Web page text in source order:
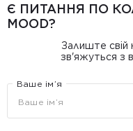
Є ПИТАННЯ ПО
MOOD?
Залиште
зв'яжуться з
Ваше ім’я